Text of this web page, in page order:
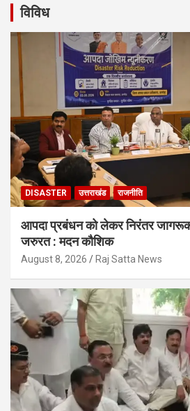
विविध
DISASTER उत्तराखंड राजनीति
आपदा प्रबंधन को लेकर निरंतर
जरुरत : मदन कौशिक
August 8, 2026 Raj Satta News